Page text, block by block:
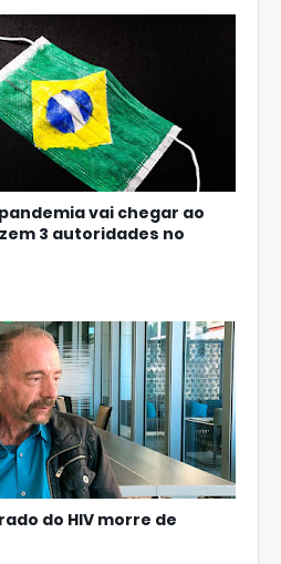
vai chegar ao
3 autoridades no
do HIV morre de